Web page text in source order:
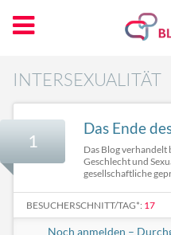
INTERSEXUALITÄT
1
Das Ende
Das Blog verhandelt
Geschlecht und
gesellschaftliche
BESUCHERSCHNITT/TAG*: 17
Noch anmelden –